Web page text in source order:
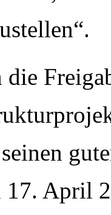
die
17. April